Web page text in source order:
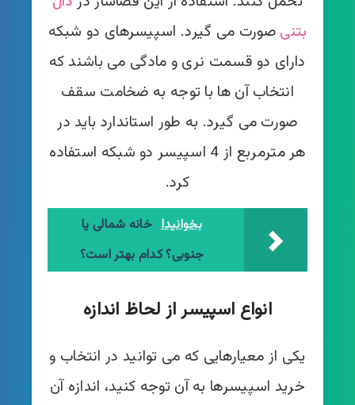
بتنی صورت می گیرد. اسپیسرهای دو شبکه
دارای دو قسمت نری و مادگی می باشند که
انتخاب آن ها با توجه به ضخامت سقف
صورت می گیرد. به طور استاندارد باید در
هر مترمربع از 4 اسپیسر دو شبکه استفاده
کرد.
بخوانید! خانه شمالی یا
جنوبی؟ کدام بهتر است؟
انواع اسپیسر از لحاظ اندازه
یکی از معیارهایی که می توانید در انتخاب و
خرید اسپیسرها به آن توجه کنید، اندازه آن